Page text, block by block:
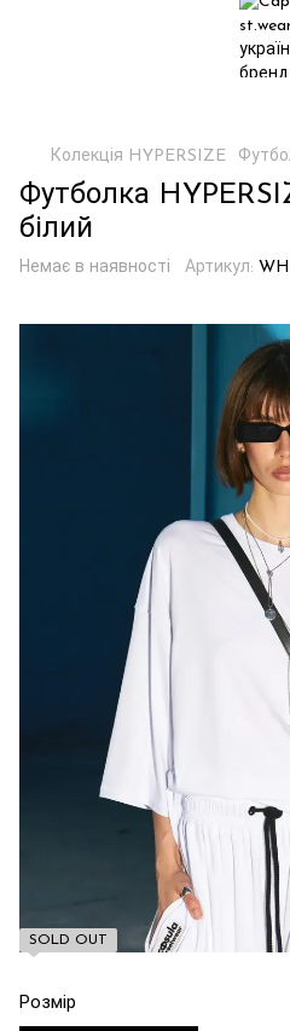
Колекція HYPERSIZE
Футболка
білий
Немає в наявності Артикул:
SOLD OUT
Розмір